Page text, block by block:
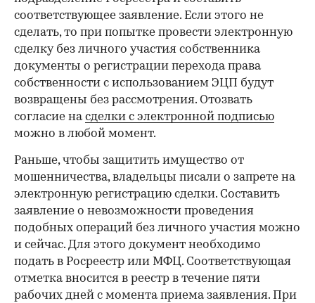
соответствующее заявление. Если этого не
сделать, то при попытке провести электронную
сделку без личного участия собственника
документы о регистрации перехода права
собственности с использованием ЭЦП будут
возвращены без рассмотрения. Отозвать
согласие насделки с электронной подписью
можно в любой момент.
Раньше, чтобы защитить имущество от
мошенничества, владельцы писали о запрете на
электронную регистрацию сделки. Составить
заявление о невозможности проведения
подобных операций без личного участия можно
и сейчас. Для этого документ необходимо
подать в Росреестр или МФЦ. Соответствующая
отметка вносится в реестр в течение пяти
рабочих дней с момента приема заявления. При